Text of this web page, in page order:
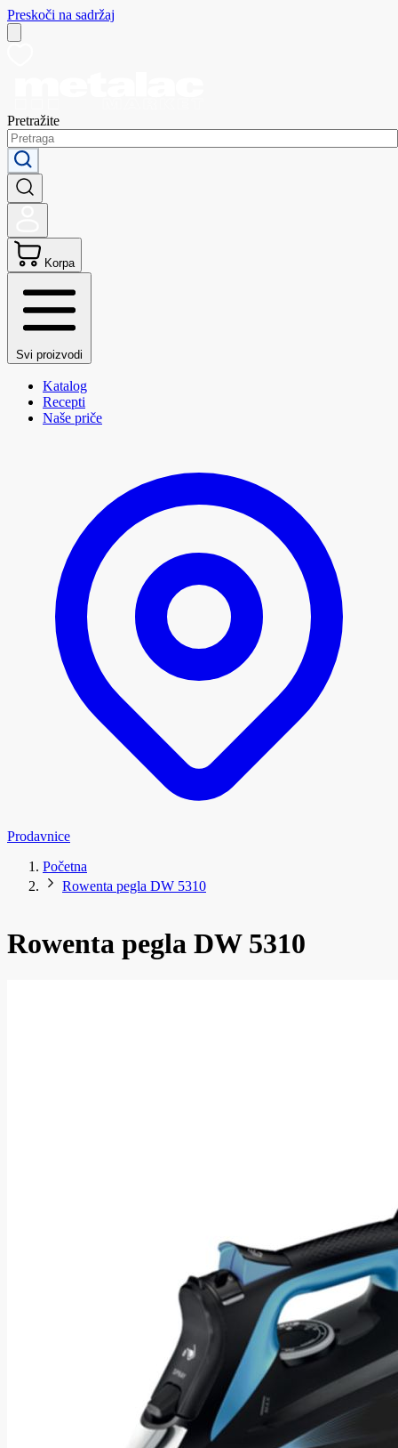
Preskoči na sadržaj
Pretražite
Korpa
Svi proizvodi
Katalog
Recepti
Naše priče
Prodavnice
Početna
Rowenta pegla DW 5310
Rowenta pegla DW 5310